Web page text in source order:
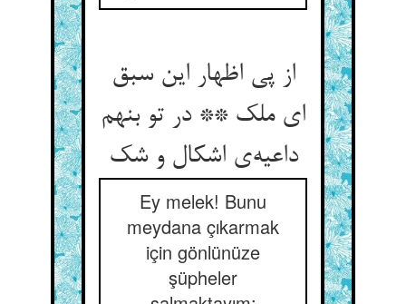
از پی اظهار این سبق
ای ملک ** در تو بنهم
داعیه‌‌ی اشکال و شک‌‌
Ey melek! Bunu
meydana çıkarmak
için gönlünüze
şüpheler